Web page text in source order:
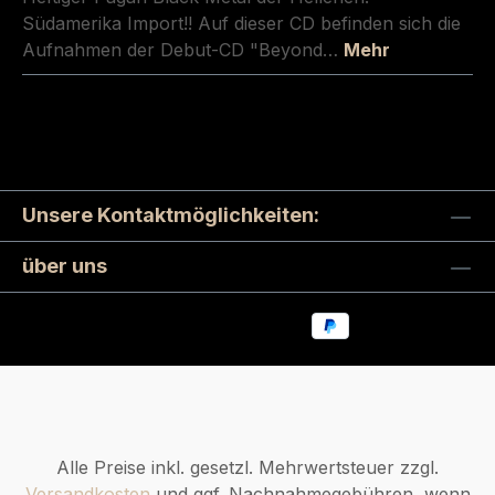
Südamerika Import!! Auf dieser CD befinden sich die
Aufnahmen der Debut-CD "Beyond… Mehr
Unsere Kontaktmöglichkeiten:
über uns
Alle Preise inkl. gesetzl. Mehrwertsteuer zzgl.